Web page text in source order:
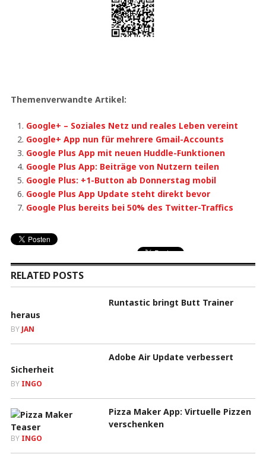
Themenverwandte Artikel:
Google+ – Soziales Netz und reales Leben vereint
Google+ App nun für mehrere Gmail-Accounts
Google Plus App mit neuen Huddle-Funktionen
Google Plus App: Beiträge von Nutzern teilen
Google Plus: +1-Button ab Donnerstag mobil
Google Plus App Update steht direkt bevor
Google Plus bereits bei 50% des Twitter-Traffics
RELATED POSTS
Runtastic bringt Butt Trainer
heraus
BY JAN
Adobe Air Update verbessert
Sicherheit
BY INGO
Pizza Maker App: Virtuelle Pizzen
verschenken
BY INGO